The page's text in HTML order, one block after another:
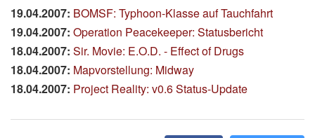
19.04.2007: BOMSF: Typhoon-Klasse auf Tauchfahrt
19.04.2007: Operation Peacekeeper: Statusbericht
18.04.2007: Sir. Movie: E.O.D. - Effect of Drugs
18.04.2007: Mapvorstellung: Midway
18.04.2007: Project Reality: v0.6 Status-Update